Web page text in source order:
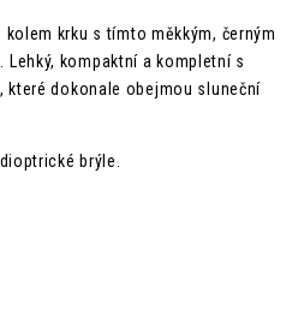
krku s tímto měkkým, černým
Lehký, kompaktní a kompletní s
které dokonale obejmou sluneční
brýle.